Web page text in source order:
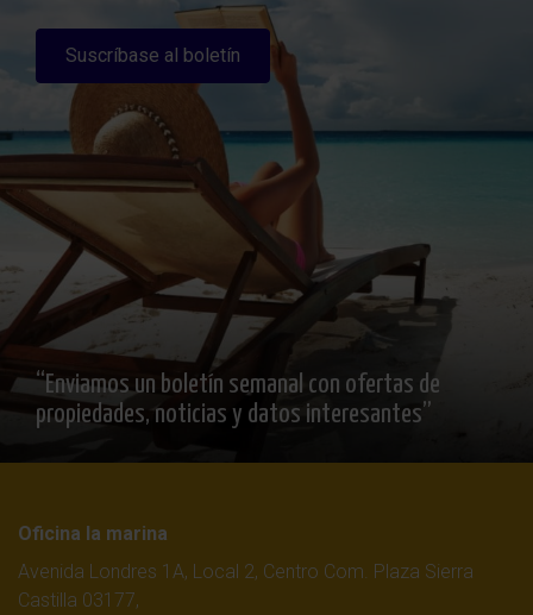
Suscríbase al boletín
“Enviamos un boletín semanal con ofertas de
propiedades, noticias y datos interesantes”
Oficina la marina
Avenida Londres 1A, Local 2, Centro Com. Plaza Sierra
Castilla 03177,